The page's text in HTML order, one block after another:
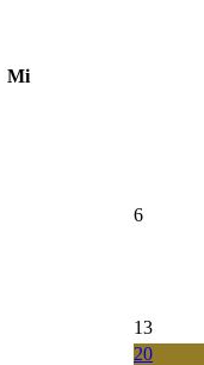
Mi
6
13
20